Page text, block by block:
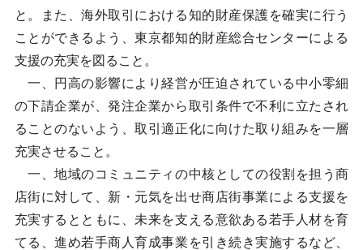
と。また、海外取引における知的財産保護を確実に行う
ことができるよう、東京都知的財産総合センターによる
支援の充実を図ること。
一、円高の影響により経営が圧迫されている中小零細
の下請企業が、発注企業から取引条件で不利に立たされ
ることのないよう、取引適正化に向けた取り組みを一層
充実させること。
一、地域のコミュニティの中核としての役割を担う商
店街に対して、新・元気を出せ商店街事業による支援を
充実するとともに、未来を支える意欲ある若手人材を育
てる、進め若手商人育成事業を引き続き実施するなど、